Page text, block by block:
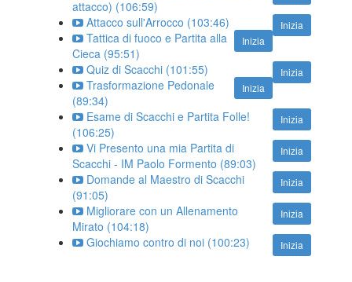
attacco) (106:59)
Inizia
Attacco sull'Arrocco (103:46)
Inizia
Tattica di fuoco e Partita alla
Cieca (95:51)
Inizia
Quiz di Scacchi (101:55)
Inizia
Trasformazione Pedonale
(89:34)
Inizia
Esame di Scacchi e Partita Folle!
(106:25)
Inizia
Vi Presento una mia Partita di
Scacchi - IM Paolo Formento (89:03)
Inizia
Domande al Maestro di Scacchi
(91:05)
Inizia
Migliorare con un Allenamento
Mirato (104:18)
Inizia
Giochiamo contro di noi (100:23)